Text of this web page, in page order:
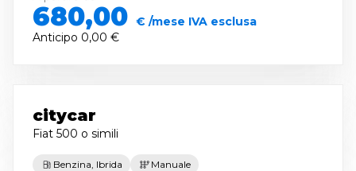
680,00 € /mese IVA esclusa
Anticipo 0,00 €
citycar
Fiat 500 o simili
Benzina, Ibrida Manuale